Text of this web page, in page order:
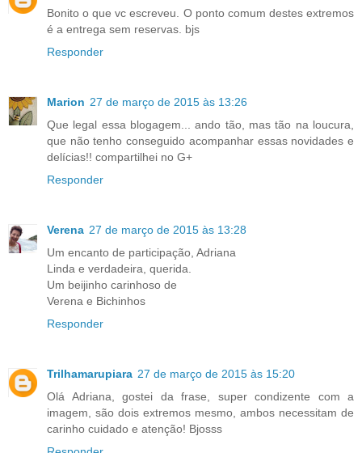
Bonito o que vc escreveu. O ponto comum destes extremos
é a entrega sem reservas. bjs
Responder
Marion 27 de março de 2015 às 13:26
Que legal essa blogagem... ando tão, mas tão na loucura,
que não tenho conseguido acompanhar essas novidades e
delícias!! compartilhei no G+
Responder
Verena 27 de março de 2015 às 13:28
Um encanto de participação, Adriana
Linda e verdadeira, querida.
Um beijinho carinhoso de
Verena e Bichinhos
Responder
Trilhamarupiara 27 de março de 2015 às 15:20
Olá Adriana, gostei da frase, super condizente com a
imagem, são dois extremos mesmo, ambos necessitam de
carinho cuidado e atenção! Bjosss